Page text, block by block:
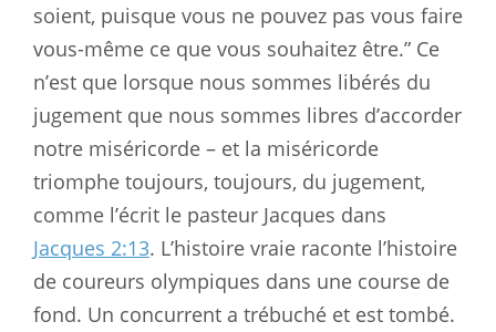
soient, puisque vous ne pouvez pas vous faire
vous-même ce que vous souhaitez être.” Ce
n’est que lorsque nous sommes libérés du
jugement que nous sommes libres d’accorder
notre miséricorde – et la miséricorde
triomphe toujours, toujours, du jugement,
comme l’écrit le pasteur Jacques dans
Jacques 2:13. L’histoire vraie raconte l’histoire
de coureurs olympiques dans une course de
fond. Un concurrent a trébuché et est tombé.